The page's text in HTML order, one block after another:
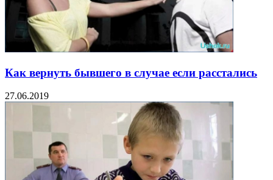
Как вернуть бывшего в случае если расстались
27.06.2019